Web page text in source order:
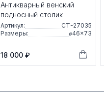
Антикварный венский
подносный столик
Артикул:
СТ-27035
Размеры:
⌀46×73
18 000 ₽